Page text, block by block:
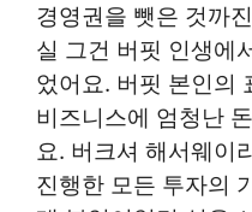
경영권을 뺏은 것까
실 그건 버핏 인생에
었어요. 버핏 본인의
비즈니스에 엄청난
요. 버크셔 해서웨이
진행한 모든 투자의